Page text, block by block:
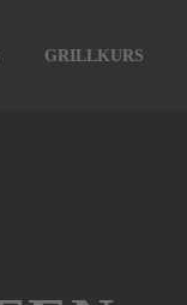
GRILLKURS